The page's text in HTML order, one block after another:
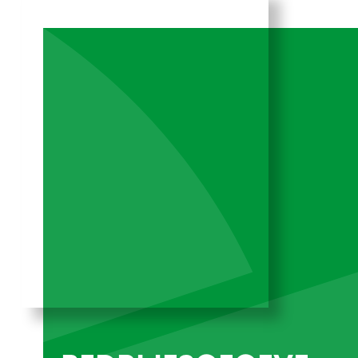
- De woning is gelegen op korte loopafstand van
de boulevard en het strand van Scheveningen en
nabij het uitgaansgebied van Scheveningen-Bad
met o.a. Holland Casino, bioscoop Pathé
Scheveningen, het Kurhaus, winkels in de Palace-
Promenade, De Pier met het Reuzenrad, vele
restaurants en de Beach clubs aan het
- Vanwege het bouwjaar (1975) worden in de
TWEE- KAMERAPPARTEMENT IS ZO TE